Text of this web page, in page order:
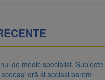
de medic specialist. Subiecte
oră și același barem